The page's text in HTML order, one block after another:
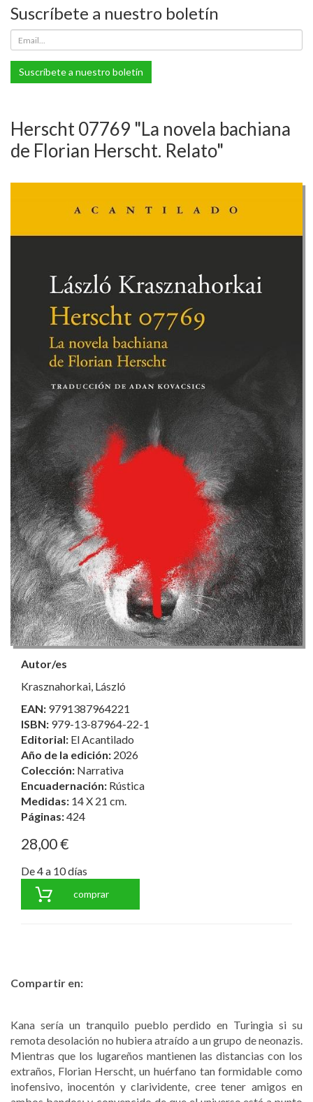
Suscríbete a nuestro boletín
Suscríbete a nuestro boletín
Herscht 07769 "La novela bachiana
de Florian Herscht. Relato"
Autor/es
Krasznahorkai, László
EAN: 9791387964221
ISBN: 979-13-87964-22-1
Editorial: El Acantilado
Año de la edición: 2026
Colección: Narrativa
Encuadernación: Rústica
Medidas: 14 X 21 cm.
Páginas:424
28,00 €
De 4 a 10 días
comprar
Compartir en:
Kana sería un tranquilo pueblo perdido en Turingia si su
remota desolación no hubiera atraído a un grupo de neonazis.
Mientras que los lugareños mantienen las distancias con los
extraños, Florian Herscht, un huérfano tan formidable como
inofensivo, inocentón y clarividente, cree tener amigos en